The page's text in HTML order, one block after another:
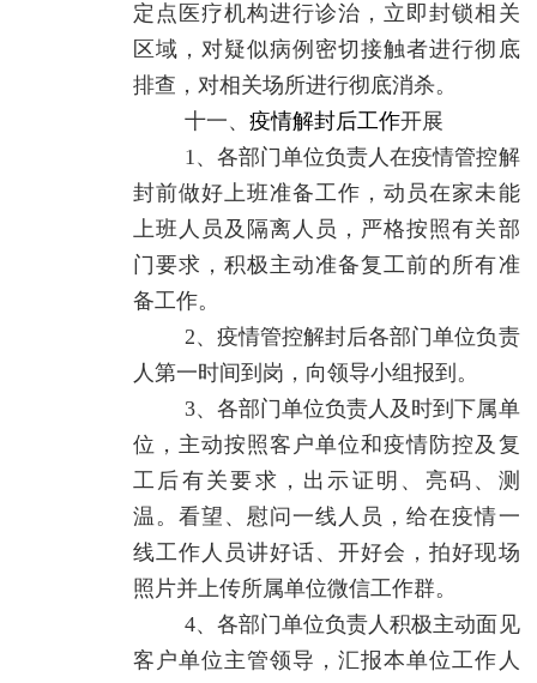
定点医疗机构进行诊治，立即封锁相关
区域，对疑似病例密切接触者进行彻底
排查，对相关场所进行彻底消杀。
十一、 疫情解封后工作开展
1、各部门单位负责人在疫情管控解
封前做好上班准备工作，动员在家未能
上班人员及隔离人员，严格按照有关部
门要求，积极主动准备复工前的所有准
备工作。
2、疫情管控解封后各部门单位负责
人第一时间到岗，向领导小组报到。
3、各部门单位负责人及时到下属单
位，主动按照客户单位和疫情防控及复
工后有关要求，出示证明、亮码、测
温。看望、慰问一线人员，给在疫情一
线工作人员讲好话、开好会，拍好现场
照片并上传所属单位微信工作群。
4、各部门单位负责人积极主动面见
客户单位主管领导，汇报本单位工作人